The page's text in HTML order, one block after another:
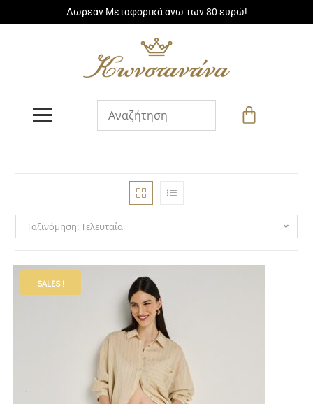
Δωρεάν Μεταφορικά άνω των 80 ευρώ!
Ταξινόμηση: Τελευταία
SALES !